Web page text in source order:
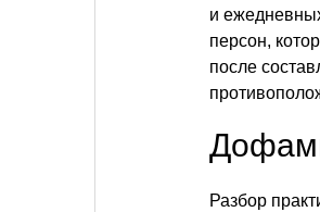
и
персон,
после
Разбор